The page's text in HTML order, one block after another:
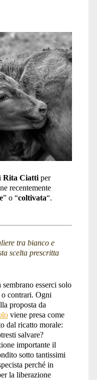
Rita Ciattiper
recentemente
” o “coltivata“.
tra bianco e
scelta prescritta
esserci solo
contrari. Ogni
proposta da
viene presa come
dal ricatto morale:
salvare?
importante il
sotto tantissimi
perché in
la liberazione